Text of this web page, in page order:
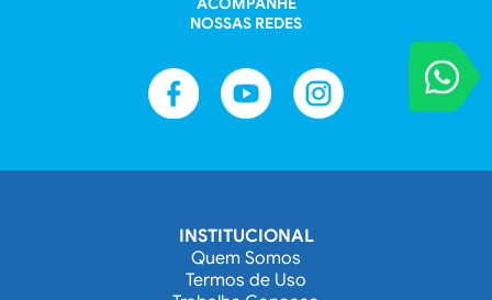
VOCÊ
Entre em
NOSSAS REDES
INSTITUCIONAL
Quem Somos
Termos de Uso